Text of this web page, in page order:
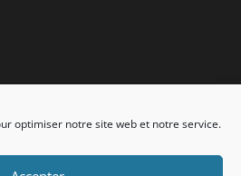
optimiser notre site web et notre service.